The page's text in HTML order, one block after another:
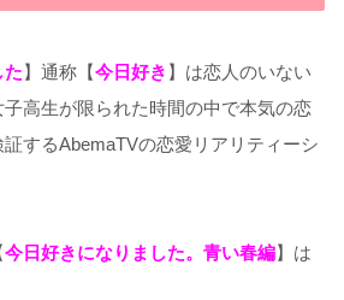
た】通称【今日好き 】は恋人のいない
高生が限られた時間の中で本気の恋
するAbemaTVの恋愛リアリティーシ
今日好きになりました。青い春編】は